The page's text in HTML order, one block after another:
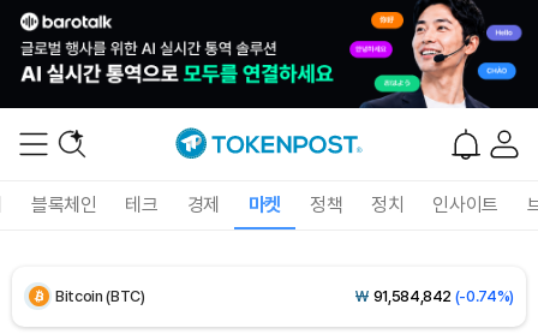
블록체인 테크 경제 마켓 정책 정치 인사이트
Bitcoin (BTC) ₩ 91,584,842 (-0.74%)